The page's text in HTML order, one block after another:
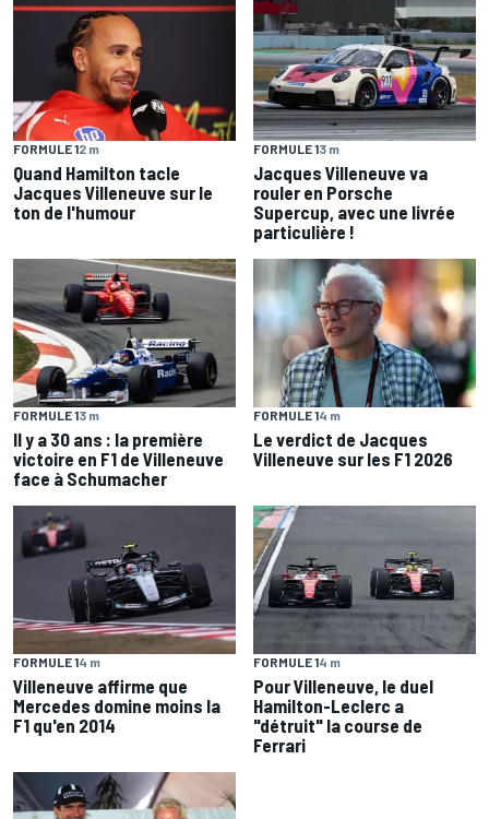
FORMULE 12 m
Quand Hamilton tacle
Jacques Villeneuve sur le
ton de l'humour
FORMULE 13 m
Jacques Villeneuve va
rouler en Porsche
Supercup, avec une livrée
particulière !
FORMULE 13 m
Il y a 30 ans : la première
victoire en F1 de Villeneuve
face à Schumacher
FORMULE 14 m
Le verdict de Jacques
Villeneuve sur les F1 2026
FORMULE 14 m
Villeneuve affirme que
Mercedes domine moins la
F1 qu'en 2014
FORMULE 14 m
Pour Villeneuve, le duel
Hamilton-Leclerc a
"détruit" la course de
Ferrari